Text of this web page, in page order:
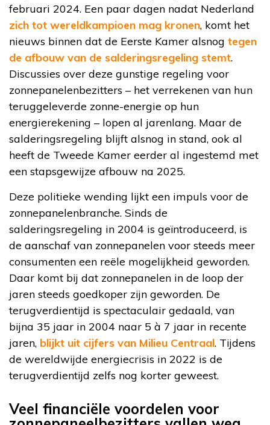
februari 2024. Een paar dagen nadat Nederland
zich tot wereldkampioen mag kronen, komt het
nieuws binnen dat de Eerste Kamer alsnog tegen
de afbouw van de salderingsregeling stemt.
Discussies over deze gunstige regeling voor
zonnepanelenbezitters – het verrekenen van hun
teruggeleverde zonne-energie op hun
energierekening – lopen al jarenlang. Maar de
salderingsregeling blijft alsnog in stand, ook al
heeft de Tweede Kamer eerder al ingestemd met
een stapsgewijze afbouw na 2025.
Deze politieke wending lijkt een impuls voor de
zonnepanelenbranche. Sinds de
salderingsregeling in 2004 is geïntroduceerd, is
de aanschaf van zonnepanelen voor steeds meer
consumenten een reële mogelijkheid geworden.
Daar komt bij dat zonnepanelen in de loop der
jaren steeds goedkoper zijn geworden. De
terugverdientijd is spectaculair gedaald, van
bijna 35 jaar in 2004 naar 5 à 7 jaar in recente
jaren, blijkt uit cijfers van Milieu Centraal. Tijdens
de wereldwijde energiecrisis in 2022 is de
terugverdientijd zelfs nog korter geweest.
Veel financiële voordelen voor